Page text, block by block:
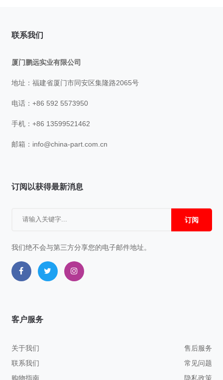
联系我们
厦门鹏远实业有限公司
地址：福建省厦门市同安区集隆路2065号
电话：+86 592 5573950
手机：+86 13599521462
邮箱： info@china-part.com.cn
订阅以获得最新消息
订阅
我们绝不会与第三方分享您的电子邮件地址。
客户服务
关于我们
联系我们
购物指南
售后服务
常见问题
隐私政策